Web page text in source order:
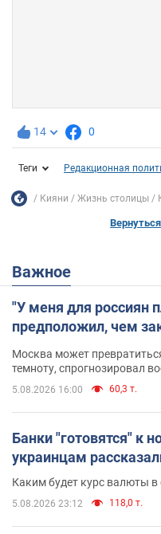
14 0
Теги Редакционная
Кияни Жизнь столицы
Важное
"У меня для россиян
предположил, чем
Москва может
темноту, спрогнозировал
5.08.2026 16:00 60,3 т.
Банки "готовятся" к
украинцам
Каким будет курс валюты
5.08.2026 23:12 118,0 т.